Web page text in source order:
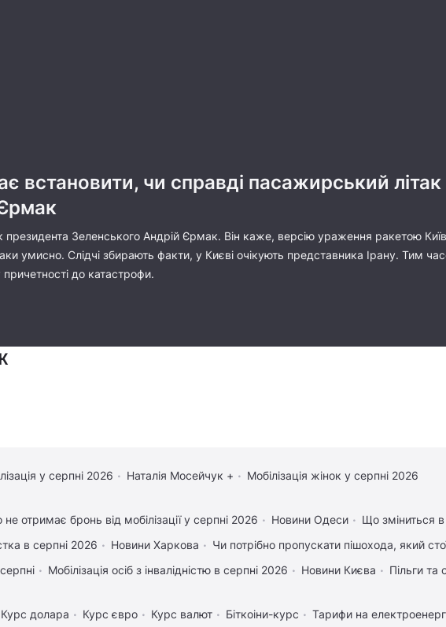
встановити, чи справді пасажирський
Зеленського Андрій Єрмак. Він каже, версію ураження ракетою Київ
умисно. Слідчі збирають факти, у Києві очікують представника Ірану. Тим
до катастрофи.
у серпні 2026 Наталія Мосейчук + Мобілізація жінок у серпні 2026
не отримає бронь від мобілізації у серпні 2026 Новини Одеси Що зміниться в
в серпні 2026
Новини Харкова Чи потрібно пропускати пішохода, який
Мобілізація осіб з інвалідністю в серпні 2026 Новини Києва Пільги та
Курс долара Курс євро Курс валют Біткоіни-курс
Тарифи на